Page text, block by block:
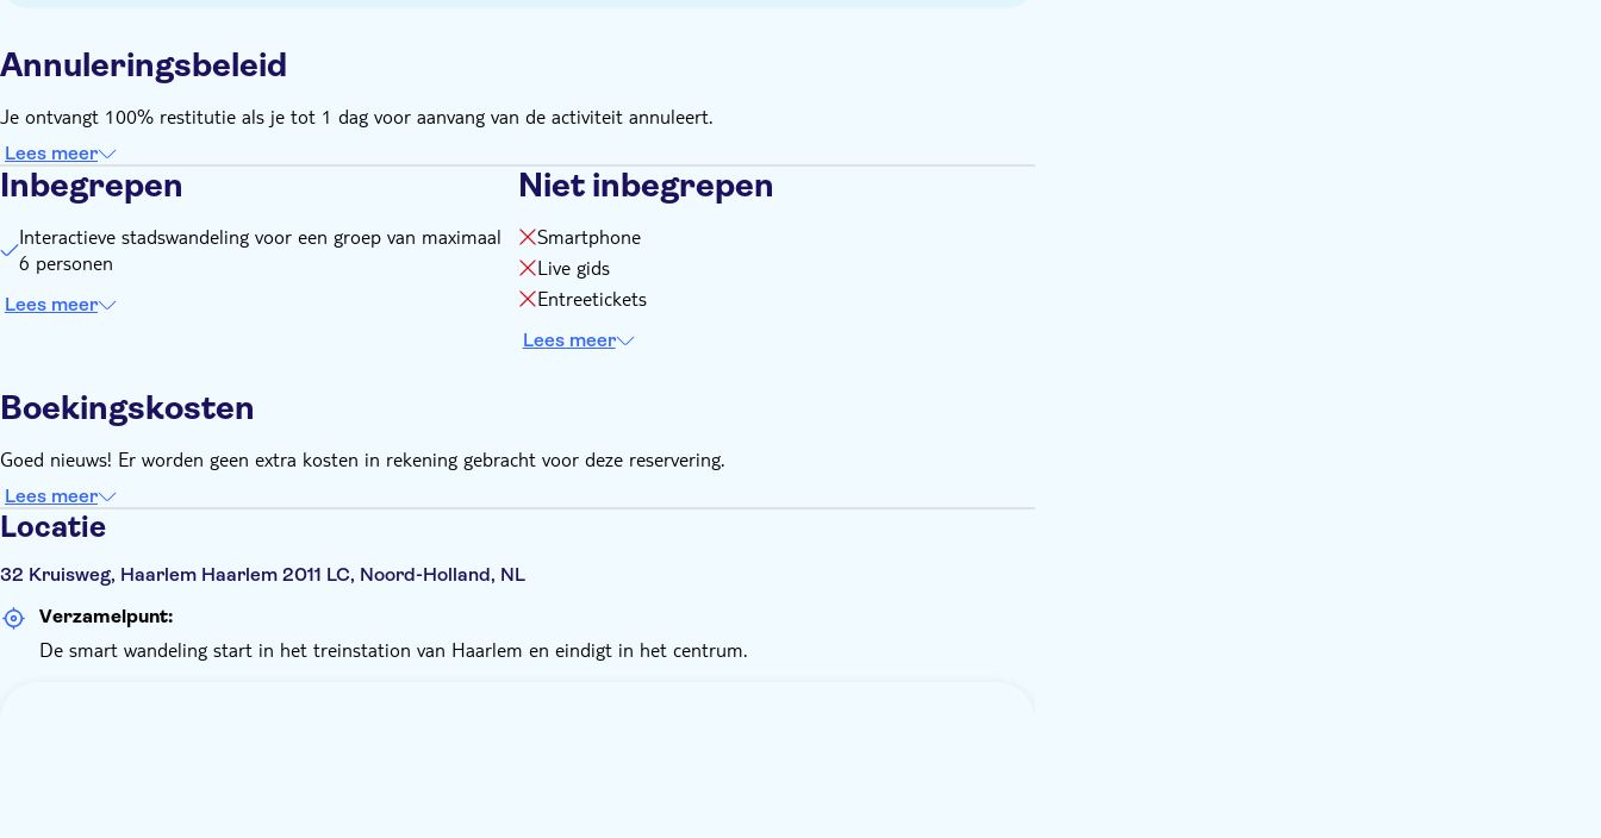
Annuleringsbeleid
Je ontvangt 100% restitutie als je tot 1 dag voor aanvang van de activiteit annuleert.
Lees meer
Inbegrepen
Interactieve stadswandeling voor een groep van maximaal
6 personen
Lees meer
Niet inbegrepen
Smartphone
Live gids
Entreetickets
Lees meer
Boekingskosten
Goed nieuws! Er worden geen extra kosten in rekening gebracht voor deze reservering.
Lees meer
Locatie
32 Kruisweg, Haarlem Haarlem 2011 LC, Noord-Holland, NL
Verzamelpunt:
De smart wandeling start in het treinstation van Haarlem en eindigt in het centrum.